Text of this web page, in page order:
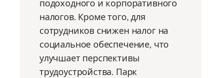
подоходного и корпоративного
налогов. Кроме того, для
сотрудников снижен налог на
социальное обеспечение, что
улучшает перспективы
трудоустройства. Парк